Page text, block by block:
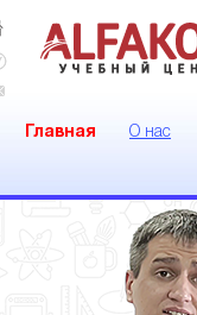
Главная О нас